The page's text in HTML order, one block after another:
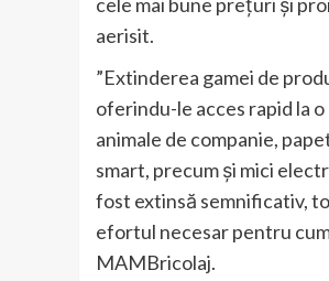
aerisit.
”Extinderea gamei de
oferindu-le acces rapid la
animale de companie,
smart, precum și mici
fost extinsă semnificativ,
efortul necesar pentru
MAMBricolaj.